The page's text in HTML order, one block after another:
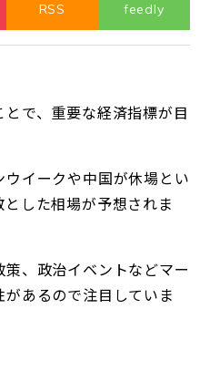
RSS feedly
で、重要な経済指標が目
イークや中国が休場とい
した相場が予想されま
、政治イベントなどマー
あるので注目していま